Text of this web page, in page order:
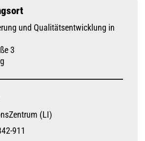
und Qualitätsentwicklung in
3
(LI)
911